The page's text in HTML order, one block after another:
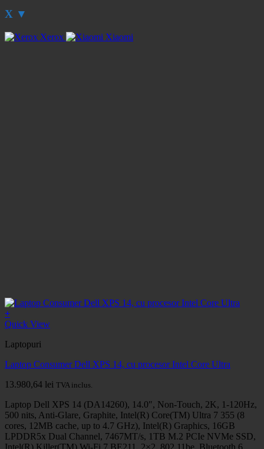
X ▼
Xerox Xiaomi
+
Quick View
Laptopuri
Laptop Consumer Dell XPS 14, cu procesor Intel Core Ultra
13.980,64 lei TVA inclus.
Laptop Dell XPS 14 (DA14260), 14.0″, Non-Touch, 2K, 1-120Hz,
500 nits, Anti-Glare, Graphite, Intel(R) Core(TM) Ultra 7 355 (8
cores, 12MB cache, up to 4.7 GHz), Intel(R) Graphics, 16GB
LPDDR5x Dual Channel, 7467MT/s, 1TB M.2 PCIe NVMe SSD,